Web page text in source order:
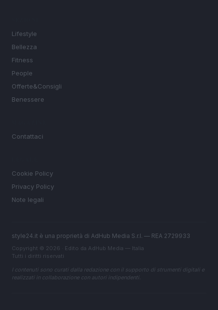
Lifestyle
Bellezza
Fitness
People
Offerte&Consigli
Benessere
Contattaci
Cookie Policy
Privacy Policy
Note legali
style24.it è una proprietà di AdHub Media S.r.l. — REA 2729933
Copyright © 2026 · Edito da AdHub Media — Italia
Tutti i diritti riservati
I contenuti sono curati dalla redazione con il supporto di strumenti digitali e
realizzati in collaborazione con autori indipendenti.